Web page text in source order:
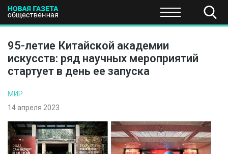
ПОЛИТИКА ЭКОНОМИКА НАУКА И
95-летие Китайской академии
искусств: ряд научных мероприятий
стартует в день ее запуска
МИР
14 апреля 2023